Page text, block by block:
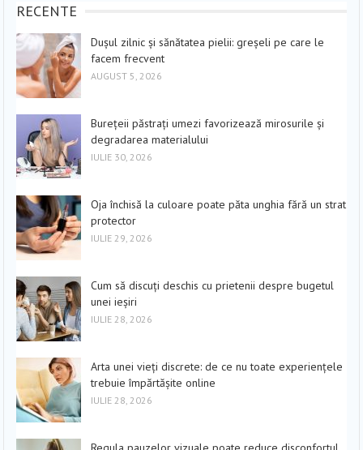
RECENTE
Dușul zilnic și sănătatea pielii: greșeli pe care le
facem frecvent
AUGUST 5, 2026
Burețeii păstrați umezi favorizează mirosurile și
degradarea materialului
IULIE 30, 2026
Oja închisă la culoare poate păta unghia fără un strat
protector
IULIE 29, 2026
Cum să discuți deschis cu prietenii despre bugetul
unei ieșiri
IULIE 28, 2026
Arta unei vieți discrete: de ce nu toate experiențele
trebuie împărtășite online
IULIE 28, 2026